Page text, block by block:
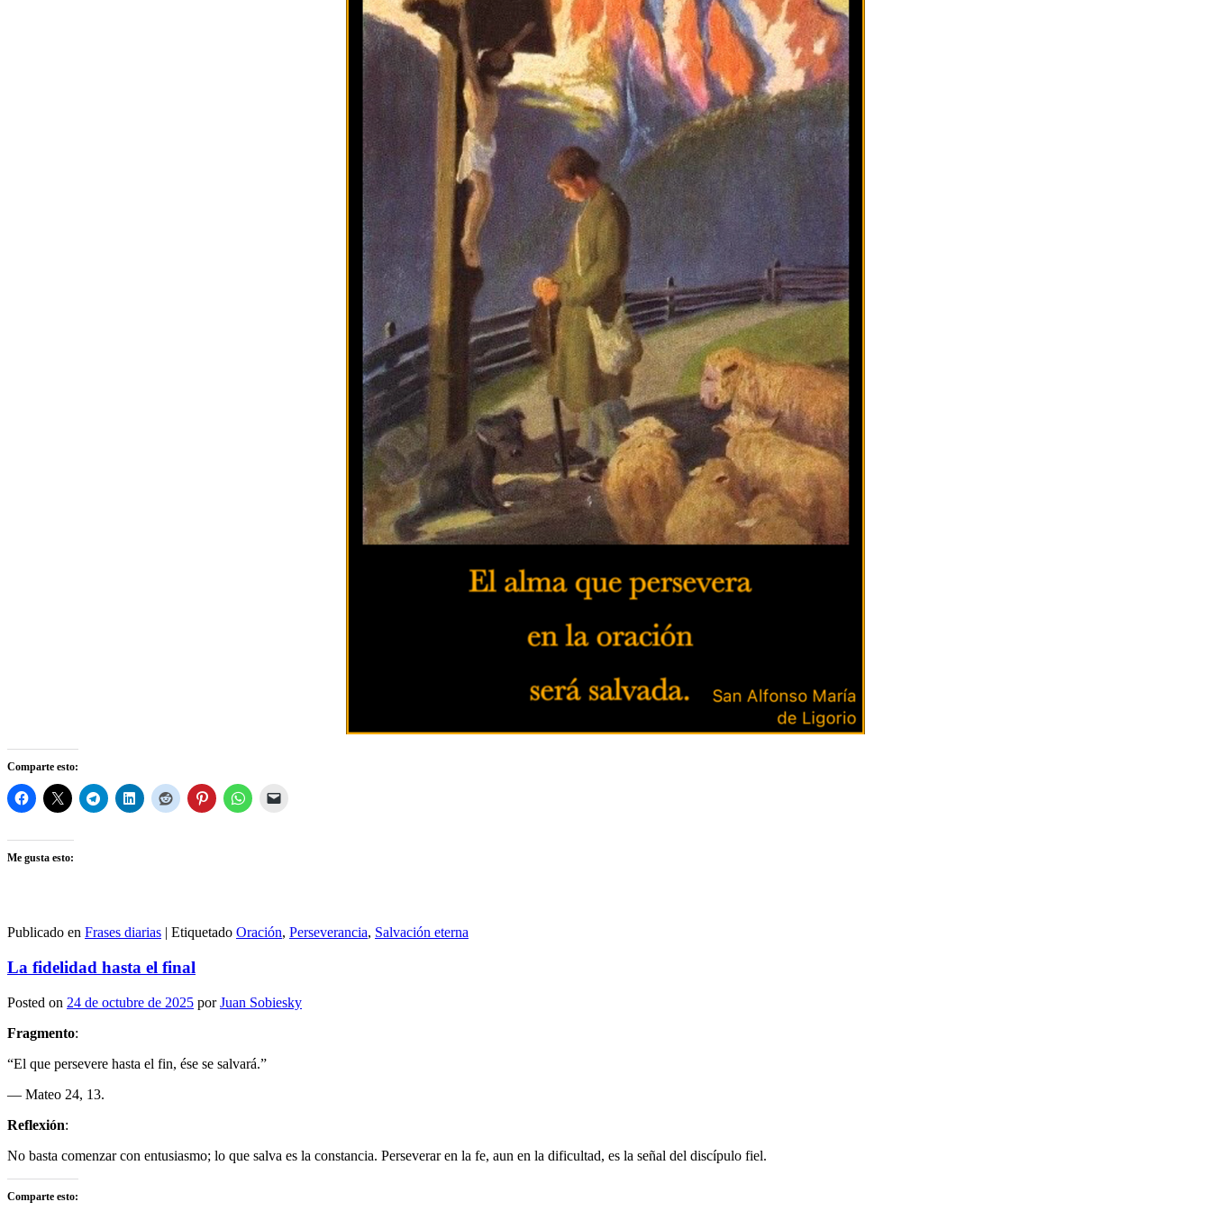
Comparte esto:
Me gusta esto:
Publicado en Frases diarias | Etiquetado Oración, Perseverancia, Salvación eterna
La fidelidad hasta el final
Posted on 24 de octubre de 2025 porJuan Sobiesky
Fragmento:
“El que persevere hasta el fin, ése se salvará.”
— Mateo 24, 13.
Reflexión:
No basta comenzar con entusiasmo; lo que salva es la constancia. Perseverar en la fe, aun en la dificultad, es la señal del discípulo fiel.
Comparte esto: